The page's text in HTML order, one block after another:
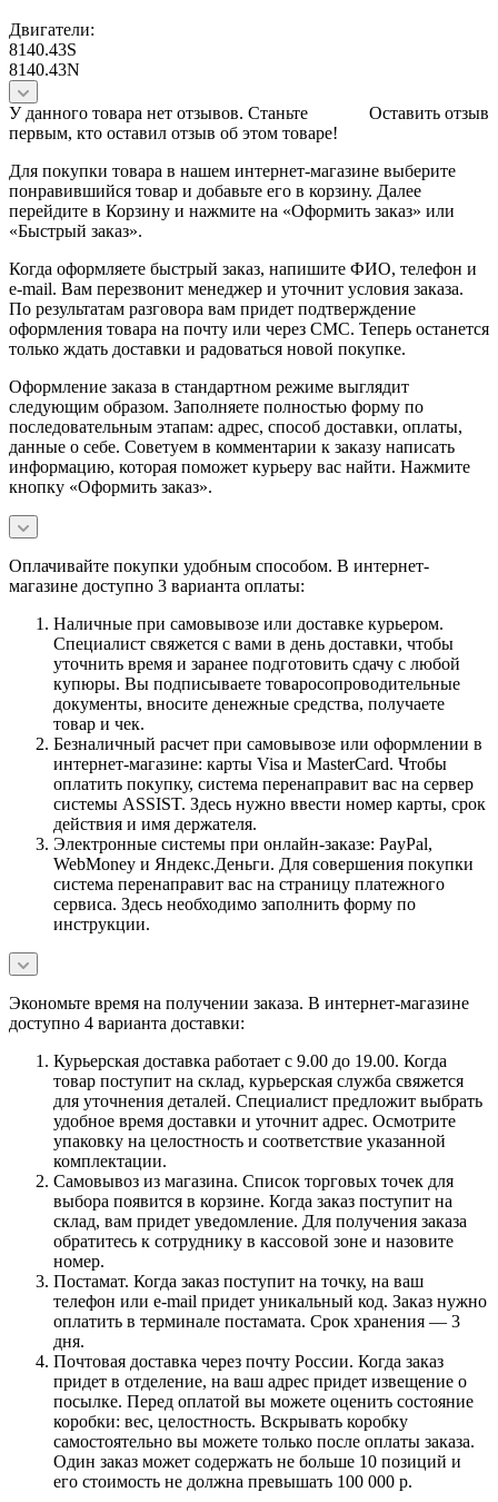
Двигатели:
8140.43S
8140.43N
Оставить отзыв
У данного товара нет отзывов. Станьте
первым, кто оставил отзыв об этом товаре!
Для покупки товара в нашем интернет-магазине выберите
понравившийся товар и добавьте его в корзину. Далее
перейдите в Корзину и нажмите на «Оформить заказ» или
«Быстрый заказ».
Когда оформляете быстрый заказ, напишите ФИО, телефон и
e-mail. Вам перезвонит менеджер и уточнит условия заказа.
По результатам разговора вам придет подтверждение
оформления товара на почту или через СМС. Теперь останется
только ждать доставки и радоваться новой покупке.
Оформление заказа в стандартном режиме выглядит
следующим образом. Заполняете полностью форму по
последовательным этапам: адрес, способ доставки, оплаты,
данные о себе. Советуем в комментарии к заказу написать
информацию, которая поможет курьеру вас найти. Нажмите
кнопку «Оформить заказ».
Оплачивайте покупки удобным способом. В интернет-
магазине доступно 3 варианта оплаты:
Наличные при самовывозе или доставке курьером.
Специалист свяжется с вами в день доставки, чтобы
уточнить время и заранее подготовить сдачу с любой
купюры. Вы подписываете товаросопроводительные
документы, вносите денежные средства, получаете
товар и чек.
Безналичный расчет при самовывозе или оформлении в
интернет-магазине: карты Visa и MasterCard. Чтобы
оплатить покупку, система перенаправит вас на сервер
системы ASSIST. Здесь нужно ввести номер карты, срок
действия и имя держателя.
Электронные системы при онлайн-заказе: PayPal,
WebMoney и Яндекс.Деньги. Для совершения покупки
система перенаправит вас на страницу платежного
сервиса. Здесь необходимо заполнить форму по
инструкции.
Экономьте время на получении заказа. В интернет-магазине
доступно 4 варианта доставки:
Курьерская доставка работает с 9.00 до 19.00. Когда
товар поступит на склад, курьерская служба свяжется
для уточнения деталей. Специалист предложит выбрать
удобное время доставки и уточнит адрес. Осмотрите
упаковку на целостность и соответствие указанной
комплектации.
Самовывоз из магазина. Список торговых точек для
выбора появится в корзине. Когда заказ поступит на
склад, вам придет уведомление. Для получения заказа
обратитесь к сотруднику в кассовой зоне и назовите
номер.
Постамат. Когда заказ поступит на точку, на ваш
телефон или e-mail придет уникальный код. Заказ нужно
оплатить в терминале постамата. Срок хранения — 3
дня.
Почтовая доставка через почту России. Когда заказ
придет в отделение, на ваш адрес придет извещение о
посылке. Перед оплатой вы можете оценить состояние
коробки: вес, целостность. Вскрывать коробку
самостоятельно вы можете только после оплаты заказа.
Один заказ может содержать не больше 10 позиций и
его стоимость не должна превышать 100 000 р.